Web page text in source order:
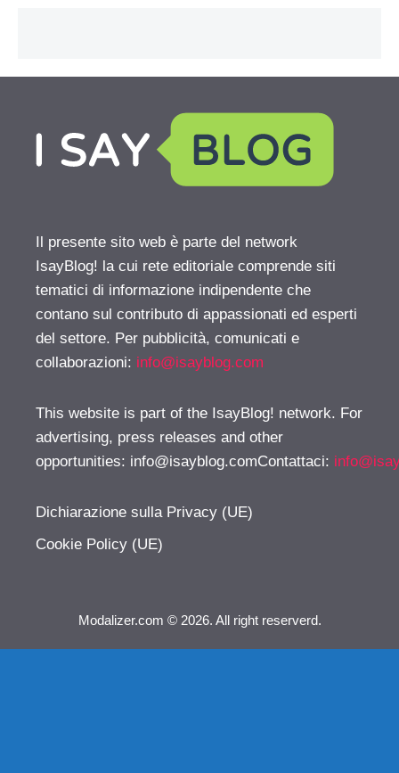
Il presente sito web è parte del network
IsayBlog! la cui rete editoriale comprende siti
tematici di informazione indipendente che
contano sul contributo di appassionati ed esperti
del settore. Per pubblicità, comunicati e
collaborazioni: info@isayblog.com
This website is part of the IsayBlog! network. For
advertising, press releases and other
opportunities: info@isayblog.comContattaci:
Dichiarazione sulla Privacy (UE)
Cookie Policy (UE)
Modalizer.com © 2026. All right reserverd.